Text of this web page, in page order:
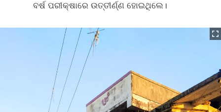
ବର୍ଷ ପରୀକ୍ଷାରେ ଉତ୍ତୀର୍ଣ୍ଣ ହୋଇଥିଲେ।